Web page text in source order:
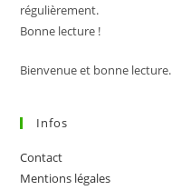
régulièrement.
Bonne lecture !
Bienvenue et bonne lecture.
Infos
Contact
Mentions légales